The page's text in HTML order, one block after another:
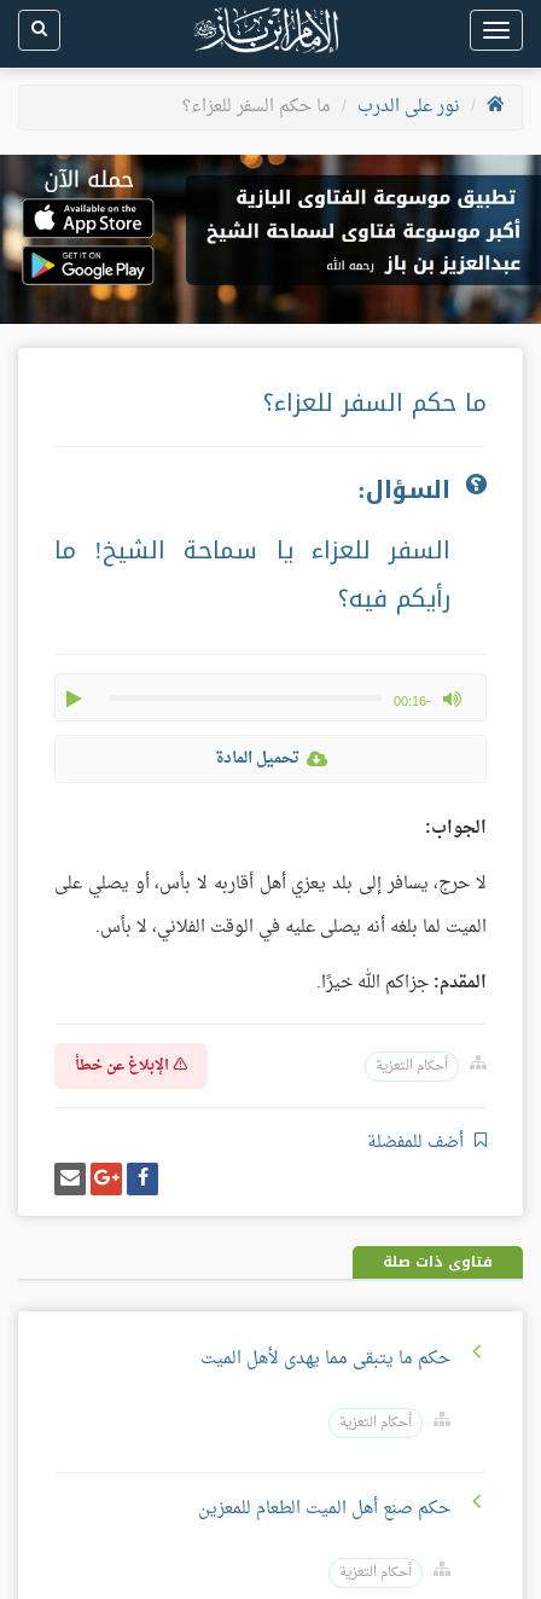
Toggle
navigation
نور على الدرب
ما حكم السفر للعزاء؟
ما حكم السفر للعزاء؟
السؤال:
السفر للعزاء يا سماحة الشيخ! ما
رأيكم فيه؟
-00:16
max volume
تحميل المادة
الجواب:
لا حرج، يسافر إلى بلد يعزي أهل أقاربه لا بأس، أو يصلي على
الميت لما بلغه أنه يصلى عليه في الوقت الفلاني، لا بأس.
المقدم:جزاكم الله خيرًا.
أحكام التعزية الإبلاغ عن خطأ
أضف للمفضلة
شارك
على
فيسبوك
شارك
على
غوغل
بلس
إرسل
إيميل
فتاوى ذات صلة
حكم ما يتبقى مما يهدى لأهل الميت
أحكام التعزية
حكم صنع أهل الميت الطعام للمعزين
أحكام التعزية